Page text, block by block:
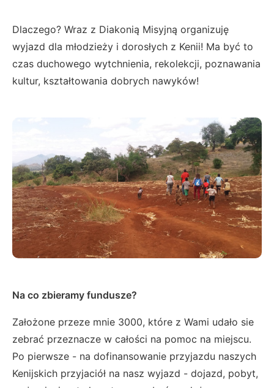
Dlaczego? Wraz z Diakonią Misyjną organizuję
wyjazd dla młodzieży i dorosłych z Kenii! Ma być to
czas duchowego wytchnienia, rekolekcji, poznawania
kultur, kształtowania dobrych nawyków!
Na co zbieramy fundusze?
Założone przeze mnie 3000, które z Wami udało sie
zebrać przeznacze w całości na pomoc na miejscu.
Po pierwsze - na dofinansowanie przyjazdu naszych
Kenijskich przyjaciół na nasz wyjazd - dojazd, pobyt,